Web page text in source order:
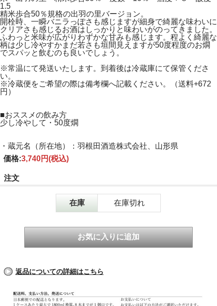
1.5
精米歩合50％規格の出羽の里バージョン。
開栓時、一瞬バニラっぽさも感じますが細身で綺麗な味わいに
クリアさも感じるお酒はしっかりと味わいがのってきました。
ふわっと米味が広がりわずかな甘みも感じます。程よく綺麗な
柄は少し冷やすかまだ若さも垣間見えますが50度程度のお燗
でスパッと飲むのも良いでしょう。
※常温にて発送いたします。到着後は冷蔵庫にて保管くださ
い。
※冷蔵便をご希望の際は備考欄へ記載ください。（送料+672
円）
■おススメの飲み方
少し冷やして・50度燗
・蔵元名（所在地）：羽根田酒造株式会社、山形県
価格:3,740円(税込)
注文
在庫 在庫切れ
返品についての詳細はこちら